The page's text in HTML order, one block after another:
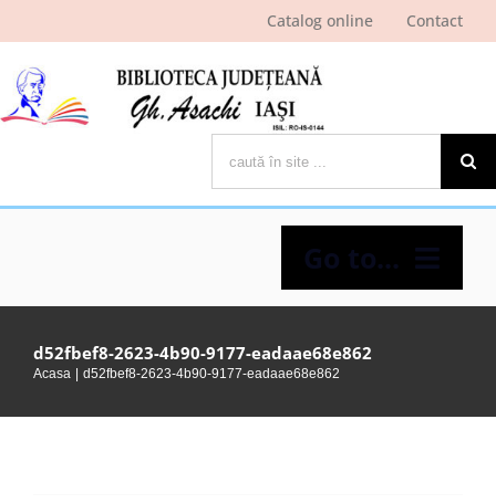
Catalog online Contact
Go to...
Despre bibliotecă
d52fbef8-2623-4b90-9177-eadaae68e862
Acasa d52fbef8-2623-4b90-9177-eadaae68e862